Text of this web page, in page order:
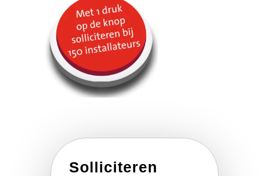
Solliciteren